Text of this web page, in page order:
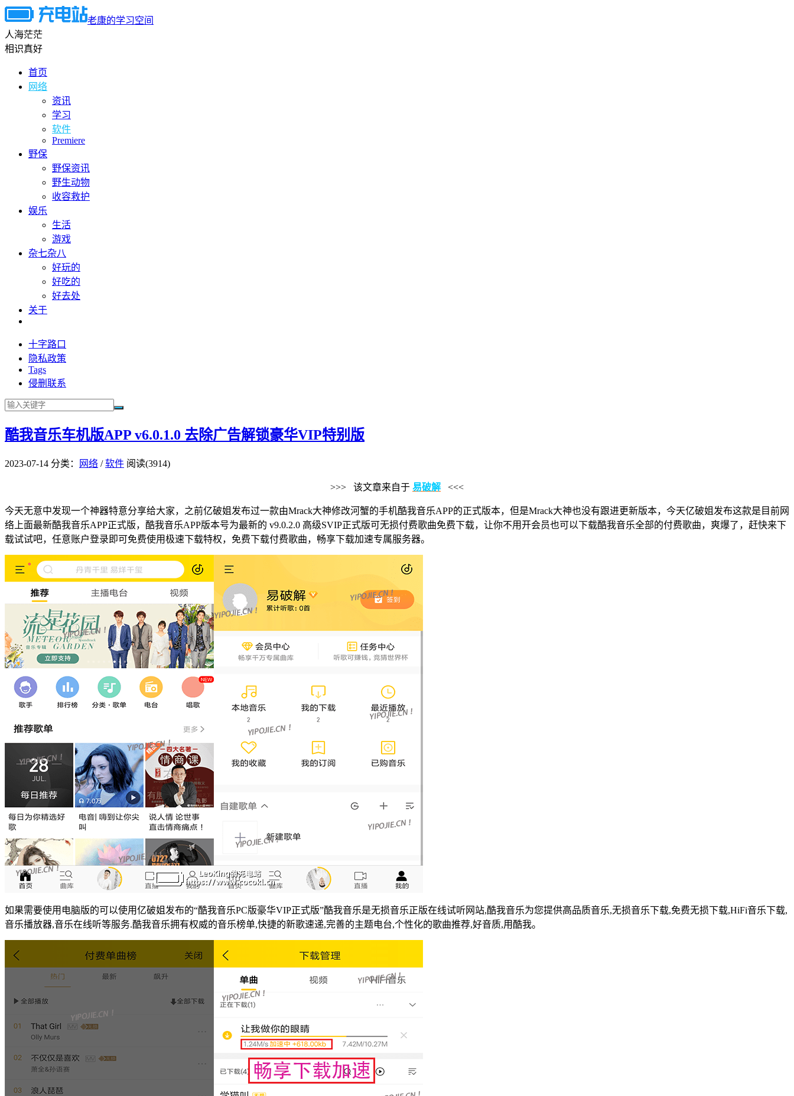
老康的学习空间
人海茫茫
相识真好
首页
网络
资讯
学习
软件
Premiere
野保
野保资讯
野生动物
收容救护
娱乐
生活
游戏
杂七杂八
好玩的
好吃的
好去处
关于
十字路口
隐私政策
Tags
侵删联系
酷我音乐车机版APP v6.0.1.0 去除广告解锁豪华VIP特别版
2023-07-14 分类： 网络 /软件 阅读(3914)
>>> 该文章来自于 易破解 <<<
今天无意中发现一个神器特意分享给大家，之前亿破姐发布过一款由Mrack大神修改河蟹的手机酷我音乐APP的正式版本，但是Mrack大神也没有跟进更新版本，今天亿破姐发布这款是目前网
络上面最新酷我音乐APP正式版，酷我音乐APP版本号为最新的 v9.0.2.0 高级SVIP正式版可无损付费歌曲免费下载，让你不用开会员也可以下载酷我音乐全部的付费歌曲，爽爆了，赶快来下
载试试吧，任意账户登录即可免费使用极速下载特权，免费下载付费歌曲，畅享下载加速专属服务器。
如果需要使用电脑版的可以使用亿破姐发布的“酷我音乐PC版豪华VIP正式版”酷我音乐是无损音乐正版在线试听网站,酷我音乐为您提供高品质音乐,无损音乐下载,免费无损下载,HiFi音乐下载,
音乐播放器,音乐在线听等服务.酷我音乐拥有权威的音乐榜单,快捷的新歌速递,完善的主题电台,个性化的歌曲推荐,好音质,用酷我。